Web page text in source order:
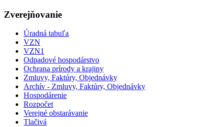
Zverejňovanie
Úradná tabuľa
VZN
VZN1
Odpadové hospodárstvo
Ochrana prírody a krajiny
Zmluvy, Faktúry, Objednávky
Archív - Zmluvy, Faktúry, Objednávky
Hospodárenie
Rozpočet
Verejné obstarávanie
Tlačivá